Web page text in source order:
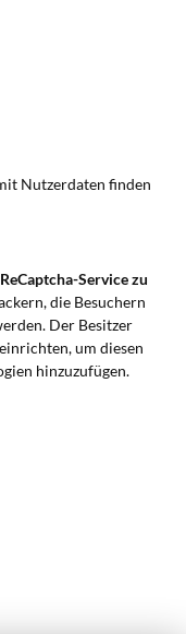
Nutzerdaten finden
Service zu
die Besuchern
Der Besitzer
um diesen
hinzuzufügen.